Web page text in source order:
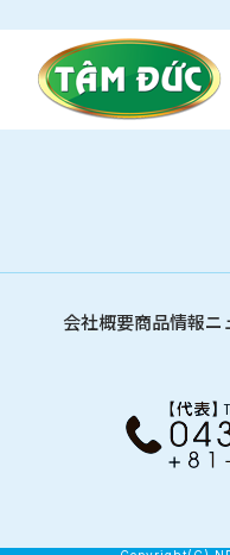
会社概要商品情報ニ